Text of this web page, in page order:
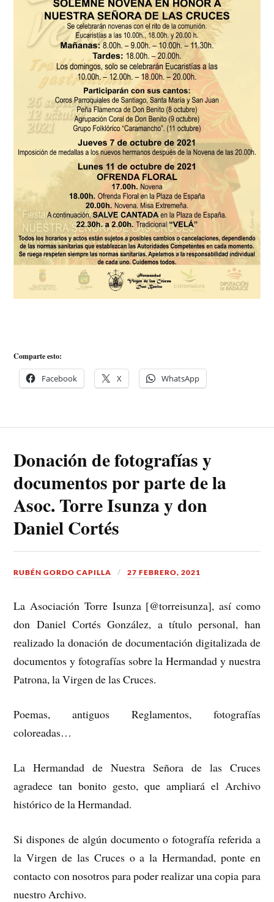
Comparte esto:
Facebook X WhatsApp
Donación de fotografías y
documentos por parte de la
Asoc. Torre Isunza y don
Daniel Cortés
RUBÉN GORDO CAPILLA 27 FEBRERO, 2021
La Asociación Torre Isunza [@torreisunza], así como
don Daniel Cortés González, a título personal, han
realizado la donación de documentación digitalizada de
documentos y fotografías sobre la Hermandad y nuestra
Patrona, la Virgen de las Cruces.
Poemas, antiguos Reglamentos, fotografías
coloreadas…
La Hermandad de Nuestra Señora de las Cruces
agradece tan bonito gesto, que ampliará el Archivo
histórico de la Hermandad.
Si dispones de algún documento o fotografía referida a
la Virgen de las Cruces o a la Hermandad, ponte en
contacto con nosotros para poder realizar una copia para
nuestro Archivo.